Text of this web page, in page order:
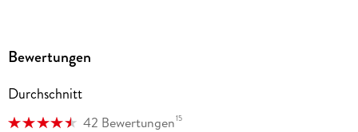
Bewertungen
Durchschnitt
42 Bewertungen15